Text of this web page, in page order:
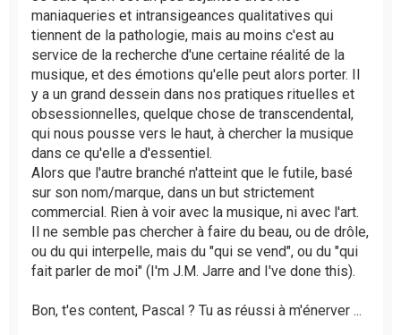
maniaqueries et intransigeances qualitatives qui
tiennent de la pathologie, mais au moins c'est au
service de la recherche d'une certaine réalité de la
musique, et des émotions qu'elle peut alors porter. Il
y a un grand dessein dans nos pratiques rituelles et
obsessionnelles, quelque chose de transcendental,
qui nous pousse vers le haut, à chercher la musique
dans ce qu'elle a d'essentiel.
Alors que l'autre branché n'atteint que le futile, basé
sur son nom/marque, dans un but strictement
commercial. Rien à voir avec la musique, ni avec l'art.
Il ne semble pas chercher à faire du beau, ou de drôle,
ou du qui interpelle, mais du "qui se vend", ou du "qui
fait parler de moi" (I'm J.M. Jarre and I've done this).
Bon, t'es content, Pascal ? Tu as réussi à m'énerver ...